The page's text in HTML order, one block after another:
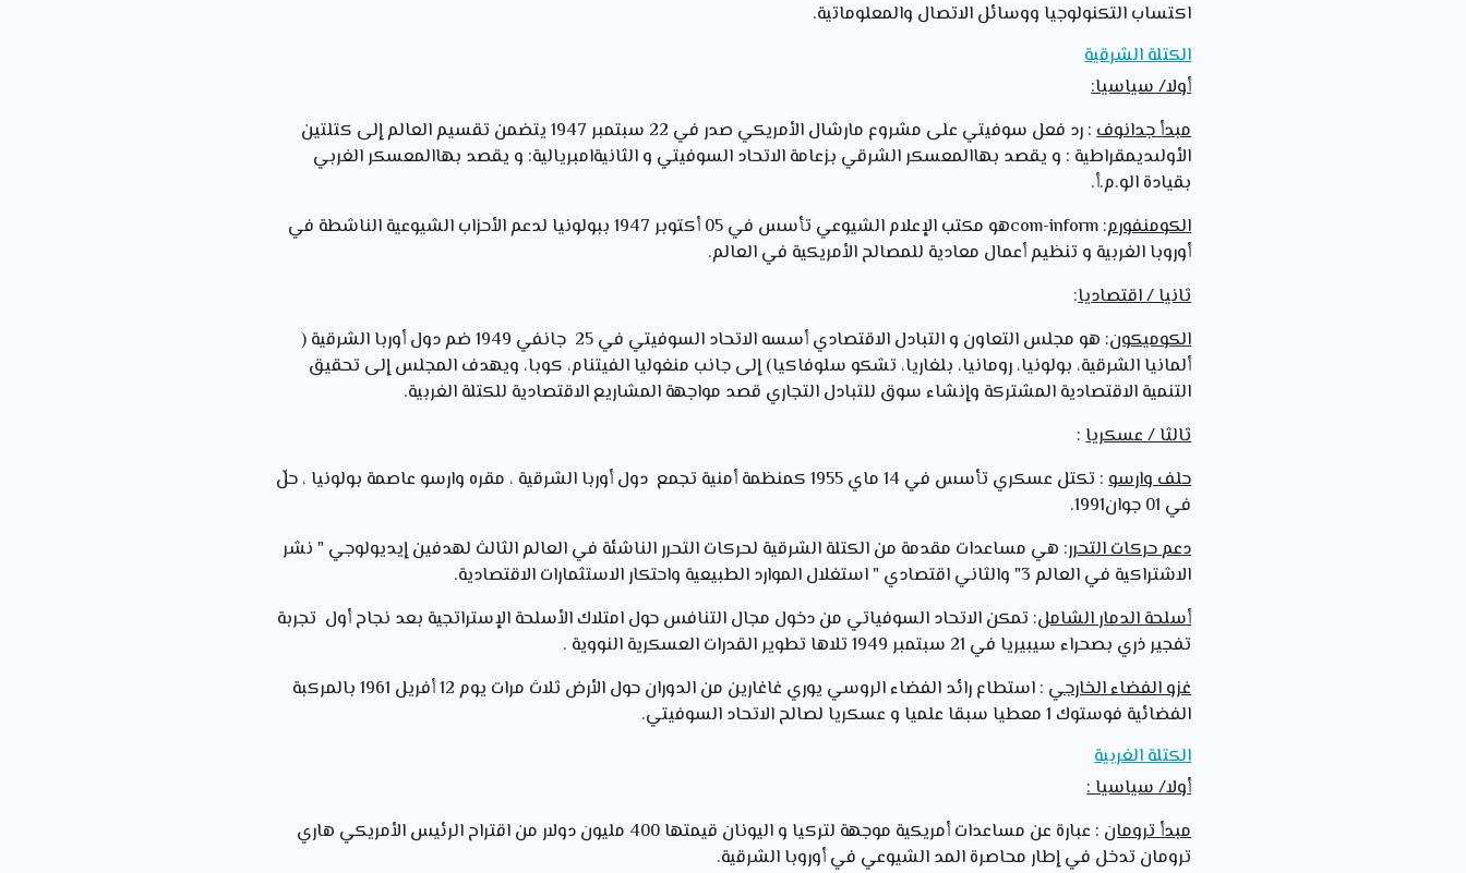
اكتساب التكنولوجيا ووسائل الاتصال والمعلوماتية.
الكتلة الشرقية
أولا/ سياسيا:
مبدأ جدانوف
: رد فعل سوفيتي على مشروع مارشال الأمريكي صدر في 22 سبتمبر 1947 يتضمن تقسيم العالم إلى كتلتين
الأولىديمقراطية : و يقصد بهاالمعسكر الشرقي بزعامة الاتحاد السوفيتي و الثانيةامبريالية: و يقصد بهاالمعسكر الغربي
بقيادة الو.م.أ.
الكومنفورم
: com-informهو مكتب الإعلام الشيوعي تأسس في 05 أكتوبر 1947 ببولونيا لدعم الأحزاب الشيوعية الناشطة في
أوروبا الغربية و تنظيم أعمال معادية للمصالح الأمريكية في العالم.
ثانيا / اقتصاديا:
الكوميكون
: هو مجلس التعاون و التبادل الاقتصادي أسسه الاتحاد السوفيتي في 25 جانفي 1949 ضم دول أوربا الشرقية (
ألمانيا الشرقية، بولونيا، رومانيا، بلغاريا، تشكو سلوفاكيا) إلى جانب منغوليا الفيتنام، كوبا، ويهدف المجلس إلى تحقيق
التنمية الاقتصادية المشتركة وإنشاء سوق للتبادل التجاري قصد مواجهة المشاريع الاقتصادية للكتلة الغربية.
ثالثا / عسكريا:
حلف وارسو
: تكتل عسكري تأسس في 14 ماي 1955 كمنظمة أمنية تجمع دول أوربا الشرقية ، مقره وارسو عاصمة بولونيا ، حلّ
في 01 جوان1991.
دعم حركات التحرر: هي مساعدات مقدمة من الكتلة الشرقية لحركات التحرر الناشئة في العالم الثالث لهدفين إيديولوجي " نشر
الاشتراكية في العالم 3" والثاني اقتصادي " استغلال الموارد الطبيعية واحتكار الاستثمارات الاقتصادية.
أسلحة الدمار الشامل: تمكن الاتحاد السوفياتي من دخول مجال التنافس حول امتلاك الأسلحة الإستراتجية بعد نجاح أول تجربة
تفجير ذري بصحراء سيبيريا في 21 سبتمبر 1949 تلاها تطوير القدرات العسكرية النووية .
غزو الفضاء الخارجي
: استطاع رائد الفضاء الروسي يوري غاغارين من الدوران حول الأرض ثلاث مرات يوم 12 أفريل 1961 بالمركبة
الفضائية فوستوك 1 معطيا سبقا علميا و عسكريا لصالح الاتحاد السوفيتي.
الكتلة الغربية
أولا/ سياسيا :
مبدأ ترومان
: عبارة عن مساعدات أمريكية موجهة لتركيا و اليونان قيمتها 400 مليون دولار من اقتراح الرئيس الأمريكي هاري
ترومان تدخل في إطار محاصرة المد الشيوعي في أوروبا الشرقية.